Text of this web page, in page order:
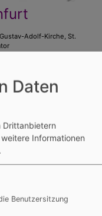
Adolf-Kirche, St.
Daten
Drittanbietern
weitere Informationen
Benutzersitzung